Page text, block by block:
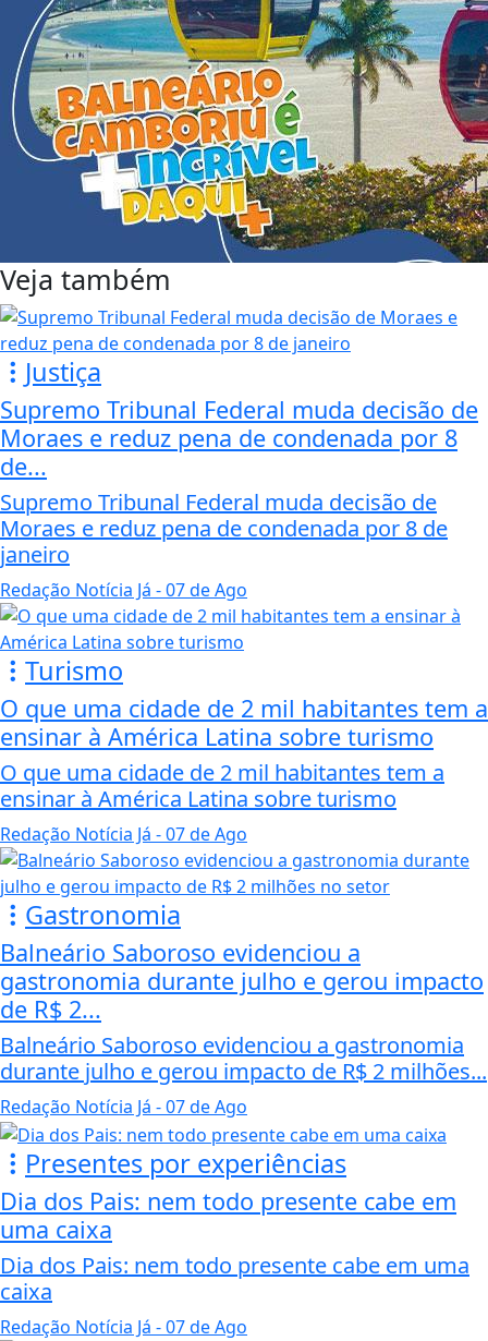
Veja também
Justiça
Supremo Tribunal Federal muda decisão de
Moraes e reduz pena de condenada por 8
de...
Supremo Tribunal Federal muda decisão de
Moraes e reduz pena de condenada por 8 de
janeiro
Redação Notícia Já - 07 de Ago
Turismo
O que uma cidade de 2 mil habitantes tem a
ensinar à América Latina sobre turismo
O que uma cidade de 2 mil habitantes tem a
ensinar à América Latina sobre turismo
Redação Notícia Já - 07 de Ago
Gastronomia
Balneário Saboroso evidenciou a
gastronomia durante julho e gerou impacto
de R$ 2...
Balneário Saboroso evidenciou a gastronomia
durante julho e gerou impacto de R$ 2 milhões...
Redação Notícia Já - 07 de Ago
Presentes por experiências
Dia dos Pais: nem todo presente cabe em
uma caixa
Dia dos Pais: nem todo presente cabe em uma
caixa
Redação Notícia Já - 07 de Ago